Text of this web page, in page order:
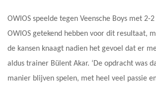
OWIOS speelde tegen Veensche Boys met 2-
OWIOS getekend hebben voor dit resultaat,
de kansen knaagt nadien het gevoel dat er
aldus trainer Bülent Akar. ‘De opdracht was
manier blijven spelen, met heel veel passie